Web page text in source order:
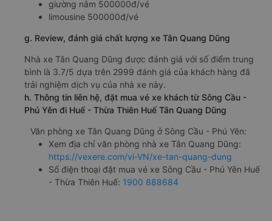
giường nằm 500000đ/vé
limousine 500000đ/vé
g. Review, đánh giá chất lượng xe Tân Quang Dũng
Nhà xe Tân Quang Dũng được đánh giá với số điểm trung
bình là 3.7/5 dựa trên 2999 đánh giá của khách hàng đã
trải nghiệm dịch vụ của nhà xe này.
h. Thông tin liên hệ, đặt mua vé xe khách từ Sông Cầu -
Phú Yên đi Huế - Thừa Thiên Huế Tân Quang Dũng
Văn phòng xe Tân Quang Dũng ở Sông Cầu - Phú Yên:
Xem địa chỉ văn phòng nhà xe Tân Quang Dũng:
https://vexere.com/vi-VN/xe-tan-quang-dung
Số điện thoại đặt mua vé xe Sông Cầu - Phú Yên Huế
- Thừa Thiên Huế: 1900 888684